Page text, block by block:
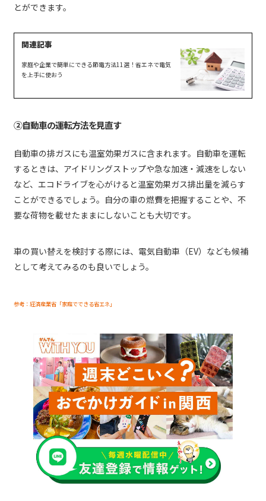
とができます。
家庭や企業で簡単にできる節電方法11選！省エネで電気
を上手に使おう
②自動車の運転方法を見直す
自動車の排ガスにも温室効果ガスに含まれます。自動車を運転
するときは、アイドリングストップや急な加速・減速をしない
など、エコドライブを心がけると温室効果ガス排出量を減らす
ことができるでしょう。自分の車の燃費を把握することや、不
要な荷物を載せたままにしないことも大切です。
車の買い替えを検討する際には、電気自動車（EV）なども候補
として考えてみるのも良いでしょう。
参考：経済産業省「家庭でできる省エネ」